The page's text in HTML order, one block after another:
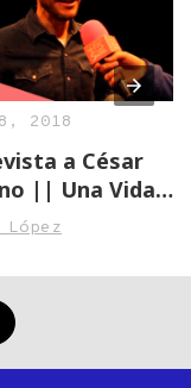
2018
a César
|| Una Vida
López